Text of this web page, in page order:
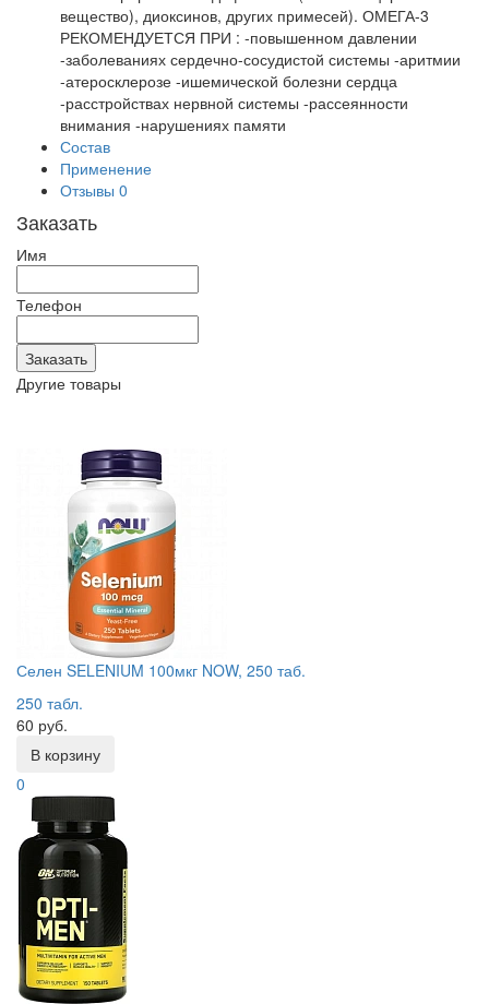
вещество), диоксинов, других примесей). ОМЕГА-3
РЕКОМЕНДУЕТСЯ ПРИ : -повышенном давлении
-заболеваниях сердечно-сосудистой системы -аритмии
-атеросклерозе -ишемической болезни сердца
-расстройствах нервной системы -рассеянности
внимания -нарушениях памяти
Состав
Применение
Отзывы 0
Заказать
Имя
Телефон
Другие товары
Селен SELENIUM 100мкг NOW, 250 таб.
250 табл.
60 руб.
В корзину
0